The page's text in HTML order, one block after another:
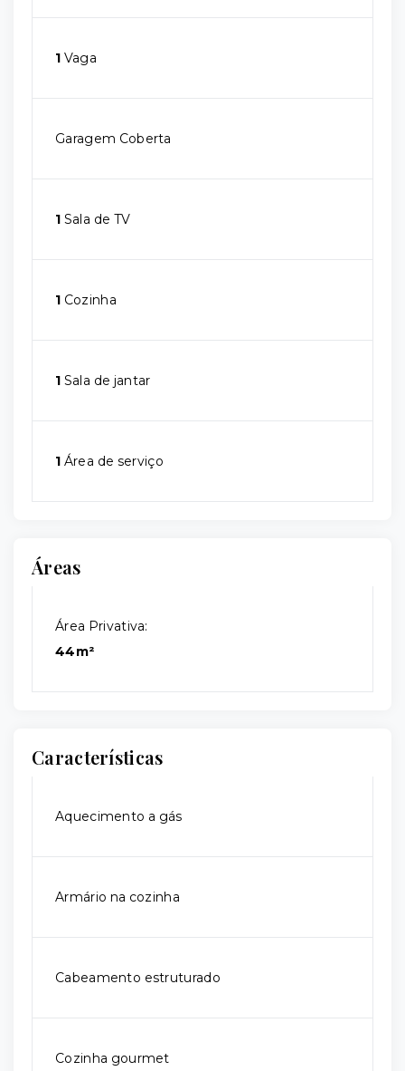
1 Vaga
Garagem Coberta
1 Sala de TV
1 Cozinha
1 Sala de jantar
1 Área de serviço
Áreas
Área Privativa:
44m²
Características
Aquecimento a gás
Armário na cozinha
Cabeamento estruturado
Cozinha gourmet